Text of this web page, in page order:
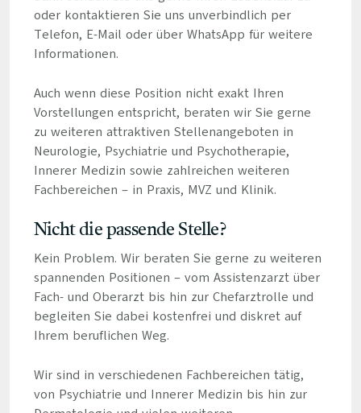
oder kontaktieren Sie uns unverbindlich per
Telefon, E-Mail oder über WhatsApp für weitere
Informationen.
Auch wenn diese Position nicht exakt Ihren
Vorstellungen entspricht, beraten wir Sie gerne
zu weiteren attraktiven Stellenangeboten in
Neurologie, Psychiatrie und Psychotherapie,
Innerer Medizin sowie zahlreichen weiteren
Fachbereichen – in Praxis, MVZ und Klinik.
Nicht die passende Stelle?
Kein Problem. Wir beraten Sie gerne zu weiteren
spannenden Positionen – vom Assistenzarzt über
Fach- und Oberarzt bis hin zur Chefarztrolle und
begleiten Sie dabei kostenfrei und diskret auf
Ihrem beruflichen Weg.
Wir sind in verschiedenen Fachbereichen tätig,
von Psychiatrie und Innerer Medizin bis hin zur